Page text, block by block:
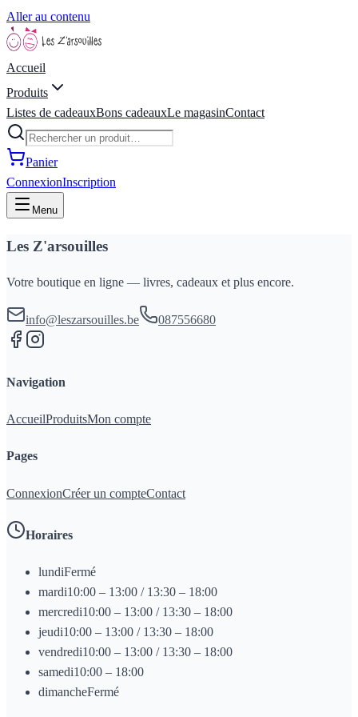
Aller au contenu
Accueil
Produits
Listes de cadeauxBons cadeauxLe magasinContact
Panier
ConnexionInscription
Menu
Les Z'arsouilles
Votre boutique en ligne — livres, cadeaux et plus encore.
info@leszarsouilles.be 087556680
Navigation
AccueilProduitsMon compte
Pages
ConnexionCréer un compteContact
Horaires
lundiFermé
mardi10:00 – 13:00 / 13:30 – 18:00
mercredi10:00 – 13:00 / 13:30 – 18:00
jeudi10:00 – 13:00 / 13:30 – 18:00
vendredi10:00 – 13:00 / 13:30 – 18:00
samedi10:00 – 18:00
dimancheFermé